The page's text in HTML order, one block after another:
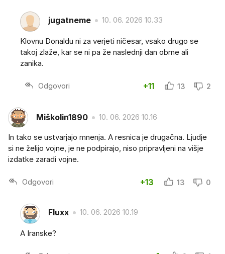
jugatneme 10. 06. 2026 10.33
Klovnu Donaldu ni za verjeti ničesar, vsako drugo se
takoj zlaže, kar se ni pa že naslednji dan obrne ali
zanika.
Odgovori +11 13 2
Miškolin1890 10. 06. 2026 10.16
In tako se ustvarjajo mnenja. A resnica je drugačna. Ljudje
si ne želijo vojne, je ne podpirajo, niso pripravljeni na višje
izdatke zaradi vojne.
Odgovori +13 13 0
Fluxx 10. 06. 2026 10.19
A Iranske?